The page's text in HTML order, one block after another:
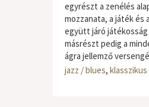
egyrészt a zenélés
mozzanata, a játék és
együtt járó
másrészt pedig a
ágra jellemző
jazz / blues,